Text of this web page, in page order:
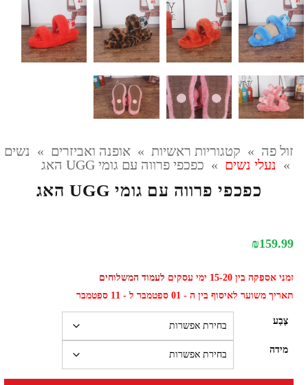
זול פה » קטגוריות ראשיות » אופנה ואביזרים » נשים
» נעלי נשים » כפכפי פרווה עם גומי UGG האג
כפכפי פרווה עם גומי UGG האג
₪159.99
זמני אספקה בין 15-20 ימי עסקים
לעמוד המשלוחים
תאריך משוער לאיסוף בין ה - 01 ספטמבר ל - 11 ספטמבר
צֶבַע
מידה